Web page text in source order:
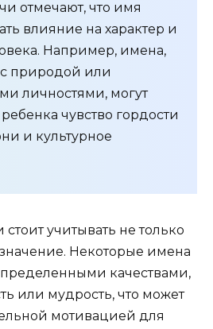
отмечают, что имя
влияние на характер и
Например, имена,
природой или
личностями, могут
чувство гордости
и культурное
учитывать не только
Некоторые имена
качествами,
или мудрость, что может
мотивацией для